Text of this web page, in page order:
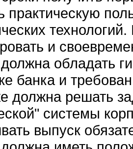
практическую
и
обладать
банка и
должна решать
системы
выпуск